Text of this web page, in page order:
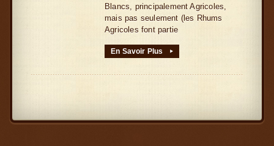
Blancs, principalement Agricoles,
mais pas seulement (les Rhums
Agricoles font partie
En Savoir Plus ▸